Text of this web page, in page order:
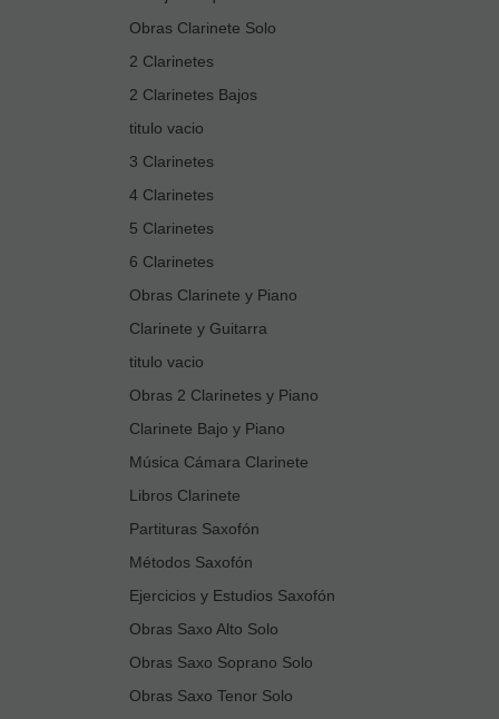
Obras Clarinete Solo
2 Clarinetes
2 Clarinetes Bajos
titulo vacio
3 Clarinetes
4 Clarinetes
5 Clarinetes
6 Clarinetes
Obras Clarinete y Piano
Clarinete y Guitarra
titulo vacio
Obras 2 Clarinetes y Piano
Clarinete Bajo y Piano
Música Cámara Clarinete
Libros Clarinete
Partituras Saxofón
Métodos Saxofón
Ejercicios y Estudios Saxofón
Obras Saxo Alto Solo
Obras Saxo Soprano Solo
Obras Saxo Tenor Solo